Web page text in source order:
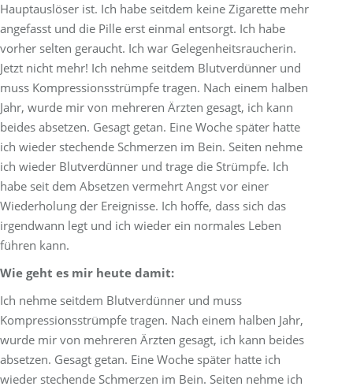
Hauptauslöser ist. Ich habe seitdem keine Zigarette mehr
angefasst und die Pille erst einmal entsorgt. Ich habe
vorher selten geraucht. Ich war Gelegenheitsraucherin.
Jetzt nicht mehr! Ich nehme seitdem Blutverdünner und
muss Kompressionsstrümpfe tragen. Nach einem halben
Jahr, wurde mir von mehreren Ärzten gesagt, ich kann
beides absetzen. Gesagt getan. Eine Woche später hatte
ich wieder stechende Schmerzen im Bein. Seiten nehme
ich wieder Blutverdünner und trage die Strümpfe. Ich
habe seit dem Absetzen vermehrt Angst vor einer
Wiederholung der Ereignisse. Ich hoffe, dass sich das
irgendwann legt und ich wieder ein normales Leben
führen kann.
Wie geht es mir heute damit:
Ich nehme seitdem Blutverdünner und muss
Kompressionsstrümpfe tragen. Nach einem halben Jahr,
wurde mir von mehreren Ärzten gesagt, ich kann beides
absetzen. Gesagt getan. Eine Woche später hatte ich
wieder stechende Schmerzen im Bein. Seiten nehme ich